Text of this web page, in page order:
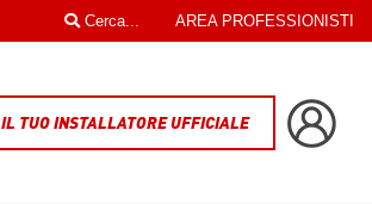
AREA PROFESSIONISTI
Cerca...
IL TUO INSTALLATORE UFFICIALE